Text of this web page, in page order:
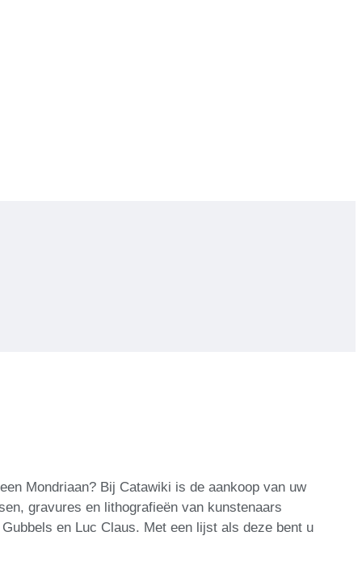
Mondriaan? Bij Catawiki is de aankoop van uw
gravures en lithografieën van kunstenaars
en Luc Claus. Met een lijst als deze bent u